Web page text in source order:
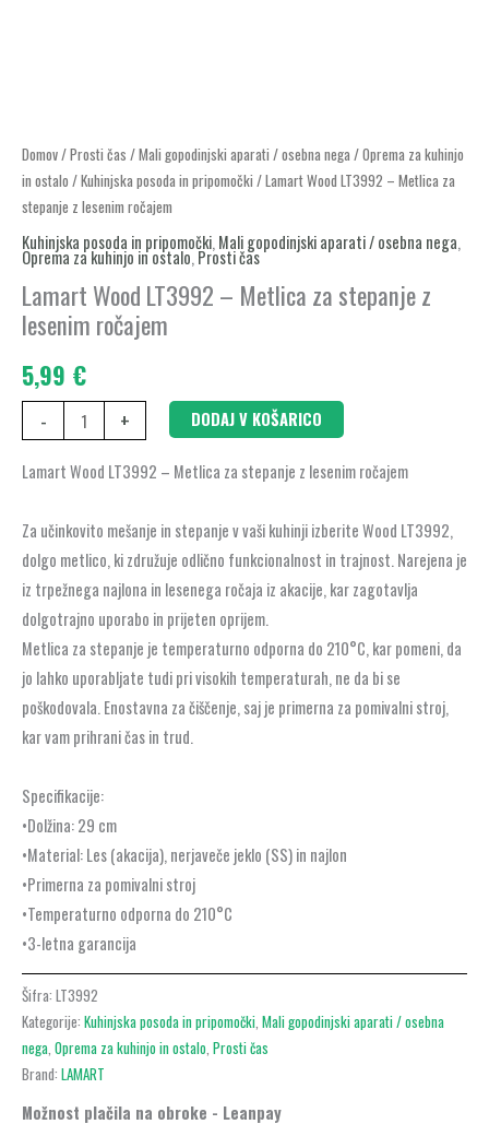
Domov/Prosti čas /Mali gopodinjski aparati / osebna nega/Oprema za kuhinjo
in ostalo /Kuhinjska posoda in pripomočki / Lamart Wood LT3992 – Metlica za
stepanje z lesenim ročajem
Kuhinjska posoda in pripomočki, Mali gopodinjski aparati / osebna nega,
Oprema za kuhinjo in ostalo,Prosti čas
Lamart Wood LT3992 – Metlica za stepanje z
lesenim ročajem
5,99 €
-
Lamart
Wood
LT3992
–
Metlica
za
stepanje
z
lesenim
ročajem
+ DODAJ V KOŠARICO
Lamart Wood LT3992 – Metlica za stepanje z lesenim ročajem
Za učinkovito mešanje in stepanje v vaši kuhinji izberite Wood LT3992,
dolgo metlico, ki združuje odlično funkcionalnost in trajnost. Narejena je
iz trpežnega najlona in lesenega ročaja iz akacije, kar zagotavlja
dolgotrajno uporabo in prijeten oprijem.
Metlica za stepanje je temperaturno odporna do 210°C, kar pomeni, da
jo lahko uporabljate tudi pri visokih temperaturah, ne da bi se
poškodovala. Enostavna za čiščenje, saj je primerna za pomivalni stroj,
kar vam prihrani čas in trud.
Specifikacije:
•Dolžina: 29 cm
•Material: Les (akacija), nerjaveče jeklo (SS) in najlon
•Primerna za pomivalni stroj
•Temperaturno odporna do 210°C
•3-letna garancija
Šifra: LT3992
Kategorije: Kuhinjska posoda in pripomočki Mali gopodinjski aparati / osebna
nega Oprema za kuhinjo in ostalo Prosti čas
Brand: LAMART
Možnost plačila na obroke - Leanpay